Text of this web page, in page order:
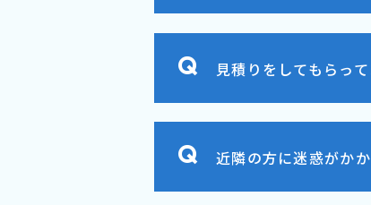
見積りをしてもらっ
近隣の方に迷惑がか